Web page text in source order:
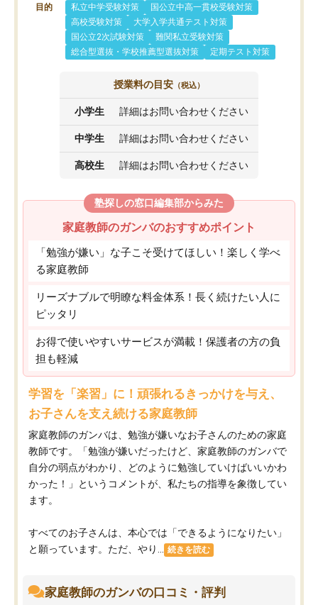
目的 私立中学受験対策
国公立中高一貫校受験対策
高校受験対策
大学入学共通テスト対策
国公立2次試験対策
難関私立受験対策
総合型選抜・学校推薦型選抜対策
定期テスト対策
授業料の目安 （税込）
小学生 詳細はお問い合わせください
中学生 詳細はお問い合わせください
高校生 詳細はお問い合わせください
塾探しの窓口編集部からみた
家庭教師のガンバのおすすめポイント
「勉強が嫌い」な子こそ受けてほしい！楽しく学べ
る家庭教師
リーズナブルで明瞭な料金体系！長く続けたい人に
ピッタリ
お得で使いやすいサービスが満載！保護者の方の負
担も軽減
学習を「楽習」に！頑張れるきっかけを与え、
お子さんを支え続ける家庭教師
家庭教師のガンバは、勉強が嫌いなお子さんのための家庭
教師です。「勉強が嫌いだったけど、家庭教師のガンバで
自分の弱点がわかり、どのように勉強していけばいいかわ
かった！」というコメントが、私たちの指導を象徴してい
ます。
すべてのお子さんは、本心では「できるようになりたい」
と願っています。ただ、やり...
続きを読む
家庭教師のガンバの口コミ・評判